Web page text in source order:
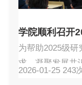
学院顺利召开
为帮助2025级
求、凝聚发展共
2026-01-25 243